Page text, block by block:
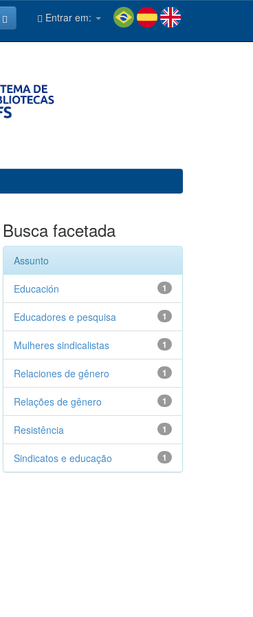
Entrar em:
Busca facetada
Assunto
1
Educación
1
Educadores e pesquisa
1
Mulheres sindicalistas
1
Relaciones de gênero
1
Relações de gênero
1
Resistência
1
Sindicatos e educação